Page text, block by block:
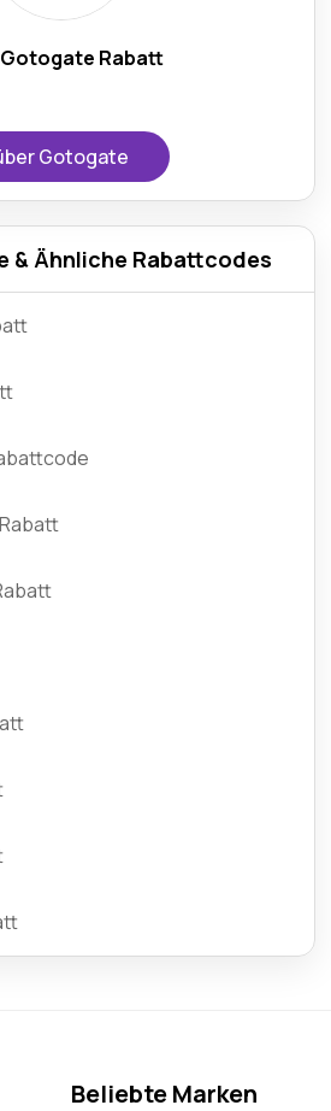
Gotogate Rabatt
Gotogate
& Ähnliche Rabattcodes
Beliebte Marken